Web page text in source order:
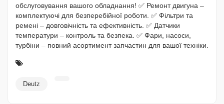
обслуговування вашого обладнання! ✅ Ремонт двигуна –
комплектуючі для безперебійної роботи. ✅ Фільтри та
ремені – довговічність та ефективність. ✅ Датчики
температури – контроль та безпека. ✅ Фари, насоси,
турбіни – повний асортимент запчастин для вашої техніки.
Deutz